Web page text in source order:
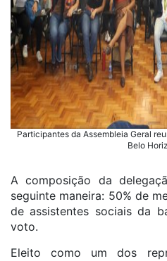
Participantes da Assembleia Geral
Belo
A composição da
seguinte maneira: 50% de
de assistentes sociais da
voto.
Eleito como um dos